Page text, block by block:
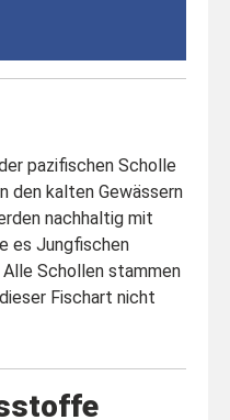
pazifischen Scholle
den kalten Gewässern
nachhaltig mit
es Jungfischen
Schollen stammen
Fischart nicht